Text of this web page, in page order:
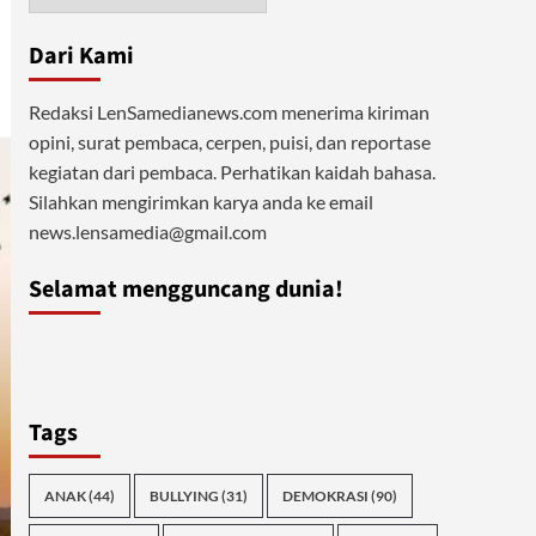
Dari Kami
Redaksi LenSamedianews.com menerima kiriman
opini, surat pembaca, cerpen, puisi, dan reportase
kegiatan dari pembaca. Perhatikan kaidah bahasa.
Silahkan mengirimkan karya anda ke email
news.lensamedia@gmail.com
Selamat mengguncang dunia!
Tags
ANAK(44) BULLYING (31) DEMOKRASI (90)